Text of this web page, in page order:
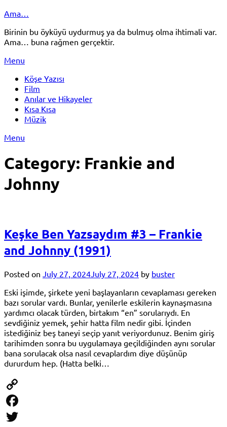
Skip
content
Ama…
Birinin bu öyküyü uydurmuş ya da bulmuş olma ihtimali var.
Ama… buna rağmen gerçektir.
Menu
Köşe Yazısı
Film
Anılar ve Hikayeler
Kısa Kısa
Müzik
Menu
Category: Frankie and
Johnny
Keşke Ben Yazsaydım #3 – Frankie
and Johnny (1991)
Posted on July 27, 2024 July 27, 2024 by buster
Eski işimde, şirkete yeni başlayanların cevaplaması gereken
bazı sorular vardı. Bunlar, yenilerle eskilerin kaynaşmasına
yardımcı olacak türden, birtakım “en” sorularıydı. En
sevdiğiniz yemek, şehir hatta film nedir gibi. İçinden
istediğiniz beş taneyi seçip yanıt veriyordunuz. Benim giriş
tarihimden sonra bu uygulamaya geçildiğinden aynı sorular
bana sorulacak olsa nasıl cevaplardım diye düşünüp
dururdum hep. (Hatta belki…
Copy
Link
Facebook